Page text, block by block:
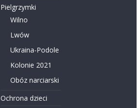
Pielgrzymki
Wilno
Lwów
Ukraina-Podole
Kolonie 2021
Obóz narciarski
Ochrona dzieci